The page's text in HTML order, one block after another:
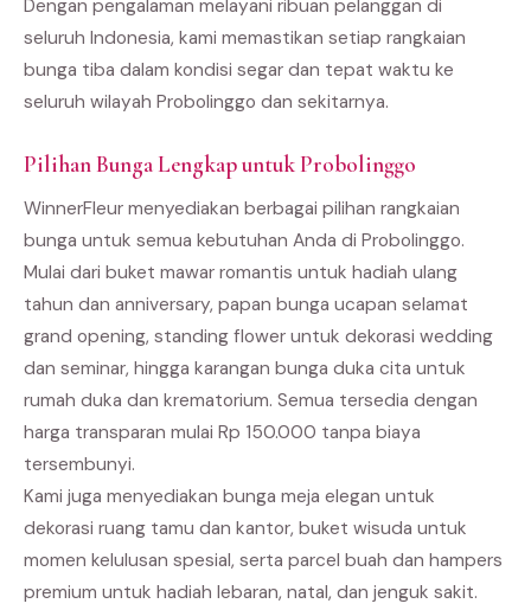
Dengan pengalaman melayani ribuan pelanggan di
seluruh Indonesia, kami memastikan setiap rangkaian
bunga tiba dalam kondisi segar dan tepat waktu ke
seluruh wilayah Probolinggo dan sekitarnya.
Pilihan Bunga Lengkap untuk Probolinggo
WinnerFleur menyediakan berbagai pilihan rangkaian
bunga untuk semua kebutuhan Anda di Probolinggo.
Mulai dari buket mawar romantis untuk hadiah ulang
tahun dan anniversary, papan bunga ucapan selamat
grand opening, standing flower untuk dekorasi wedding
dan seminar, hingga karangan bunga duka cita untuk
rumah duka dan krematorium. Semua tersedia dengan
harga transparan mulai Rp 150.000 tanpa biaya
tersembunyi.
Kami juga menyediakan bunga meja elegan untuk
dekorasi ruang tamu dan kantor, buket wisuda untuk
momen kelulusan spesial, serta parcel buah dan hampers
premium untuk hadiah lebaran, natal, dan jenguk sakit.